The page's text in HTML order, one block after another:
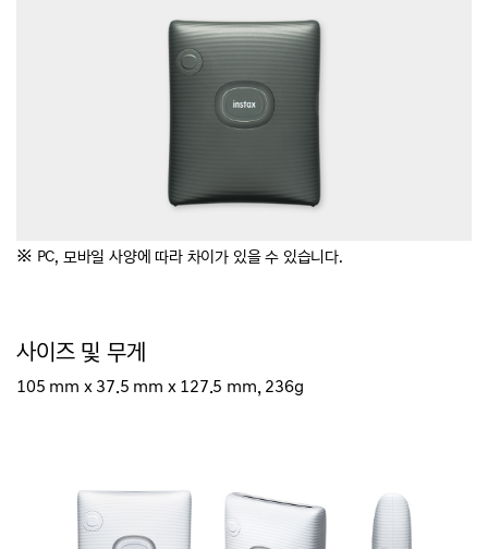
※ PC, 모바일 사양에 따라 차이가 있을 수 있습니다.
사이즈 및 무게
105 mm x 37.5 mm x 127.5 mm, 236g